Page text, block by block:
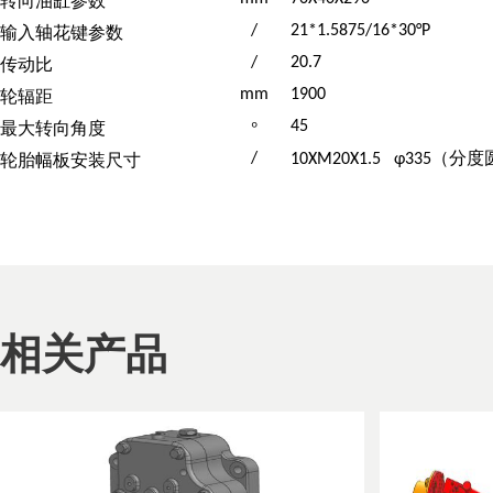
输入轴花键参数 / 21*1.5875/16*30°P
传动比 / 20.7
轮辐距 mm 1900
最大转向角度 ° 45
轮胎幅板安装尺寸 / 10XM20X1.5 φ335 （分
相关产品